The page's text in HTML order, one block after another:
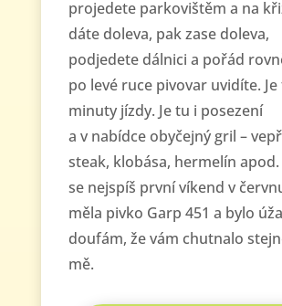
projedete parkovištěm a na
dáte doleva, pak zase doleva,
podjedete dálnici a pořád
po levé ruce pivovar uvidíte. Je
minuty jízdy. Je tu i posezení
a v nabídce obyčejný gril –
steak, klobása, hermelín
se nejspíš první víkend v
měla pivko Garp 451 a bylo
doufám, že vám chutnalo
mě.